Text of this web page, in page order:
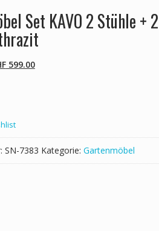
Set KAVO 2 Stühle + 2
599.00Aktueller
SN-7383 Kategorie: Gartenmöbel